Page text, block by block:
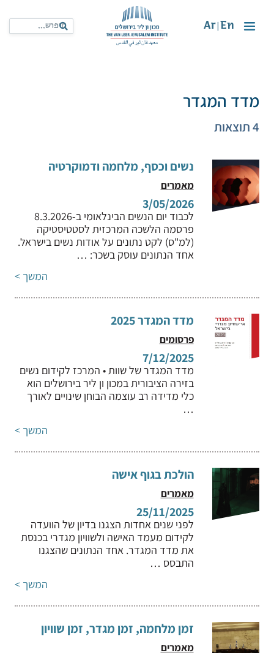
En
Ar
מדד המגדר
4 תוצאות
נשים וכסף, מלחמה ודמוקרטיה
מאמרים
3/05/2026
לכבוד יום הנשים הבינלאומי ב-8.3.2026
פרסמה הלשכה המרכזית לסטטיסטיקה
(למ"ס) לקט נתונים על אודות נשים בישראל.
אחד הנתונים עוסק בשכר: …
המשך >
מדד המגדר 2025
פרסומים
7/12/2025
מדד המגדר של שוות • המרכז לקידום נשים
בזירה הציבורית במכון ון ליר בירושלים הוא
כלי מדידה רב עוצמה הבוחן שינויים לאורך
…
המשך >
הולכת בגוף אישה
מאמרים
25/11/2025
לפני שנים אחדות הצגנו בדיון של הוועדה
לקידום מעמד האישה ולשוויון מגדרי בכנסת
את מדד המגדר. אחד הנתונים שהצגנו
התבסס …
המשך >
זמן מלחמה, זמן מגדר, זמן שוויון
מאמרים